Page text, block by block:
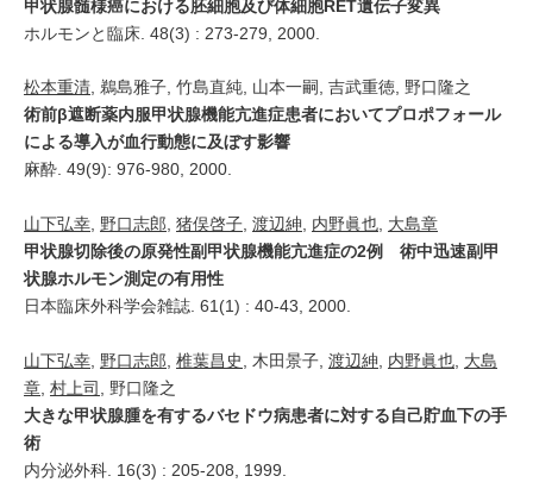
甲状腺髄様癌における胚細胞及び体細胞RET遺伝子変異
ホルモンと臨床. 48(3) : 273-279, 2000.
松本重清, 鵜島雅子, 竹島直純, 山本一嗣, 吉武重徳, 野口隆之
術前β遮断薬内服甲状腺機能亢進症患者においてプロポフォール
による導入が血行動態に及ぼす影響
麻酔. 49(9): 976-980, 2000.
山下弘幸 野口志郎 猪俣啓子 渡辺紳 内野眞也 大島章
甲状腺切除後の原発性副甲状腺機能亢進症の2例 術中迅速副甲
状腺ホルモン測定の有用性
日本臨床外科学会雑誌. 61(1) : 40-43, 2000.
山下弘幸 野口志郎 椎葉昌史 , 木田景子, 渡辺紳 内野眞也 大島
章 村上司
, 野口隆之
大きな甲状腺腫を有するバセドウ病患者に対する自己貯血下の手
術
内分泌外科. 16(3) : 205-208, 1999.